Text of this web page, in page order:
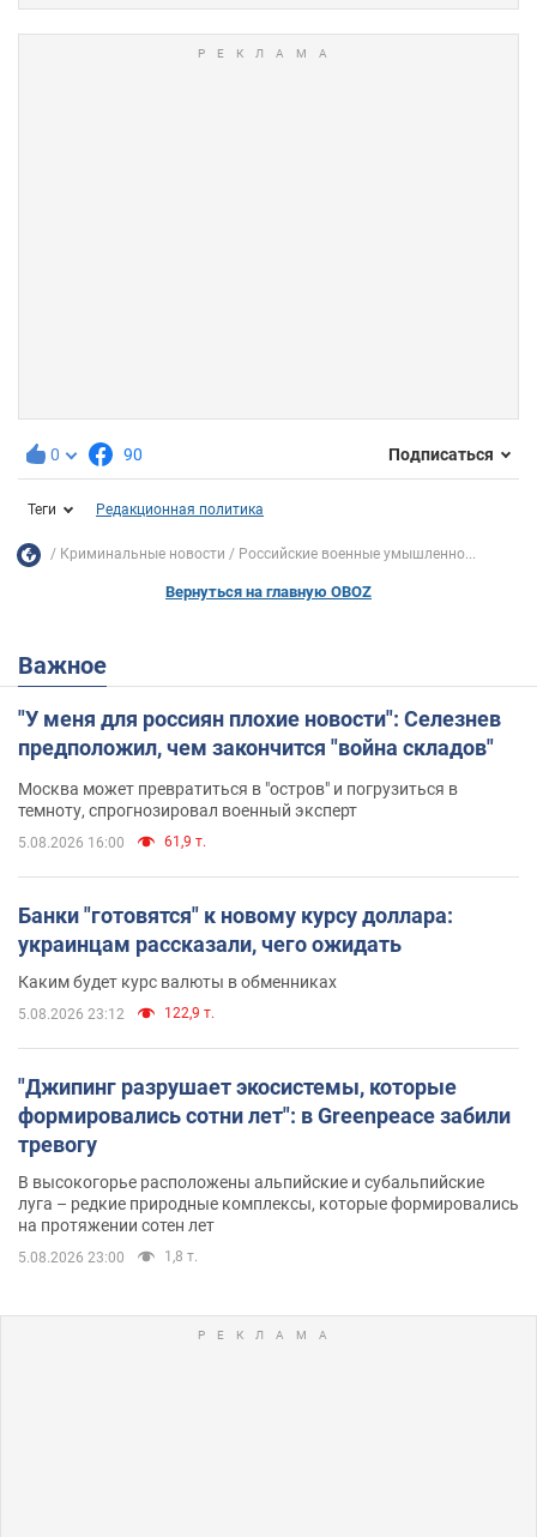
0 90 Подписаться
Теги Редакционная политика
Криминальные новости Российские военные умышленно...
Вернуться на главную OBOZ
Важное
"У меня для россиян плохие новости": Селезнев
предположил, чем закончится "война складов"
Москва может превратиться в "остров" и погрузиться в
темноту, спрогнозировал военный эксперт
5.08.2026 16:00 61,9 т.
Банки "готовятся" к новому курсу доллара:
украинцам рассказали, чего ожидать
Каким будет курс валюты в обменниках
5.08.2026 23:12 122,9 т.
"Джипинг разрушает экосистемы, которые
формировались сотни лет": в Greenpeace забили
тревогу
В высокогорье расположены альпийские и субальпийские
луга – редкие природные комплексы, которые формировались
на протяжении сотен лет
5.08.2026 23:00 1,8 т.